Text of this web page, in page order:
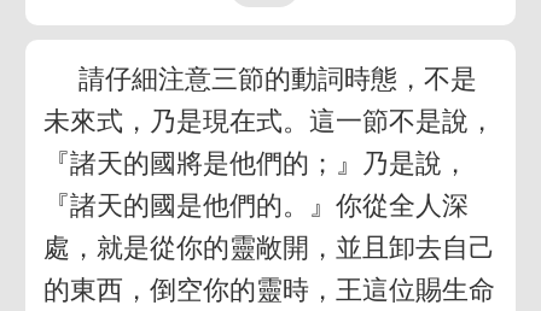
請仔細注意三節的動詞時態，不是
未來式，乃是現在式。這一節不是說，
『諸天的國將是他們的；』乃是說，
『諸天的國是他們的。』你從全人深
處，就是從你的靈敞開，並且卸去自己
的東西，倒空你的靈時，王這位賜生命